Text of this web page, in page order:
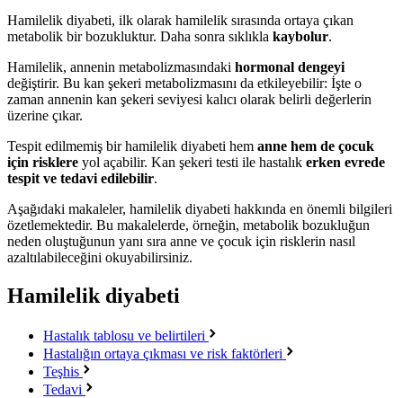
Hamilelik diyabeti, ilk olarak hamilelik sırasında ortaya çıkan
metabolik bir bozukluktur. Daha sonra sıklıkla kaybolur.
Hamilelik, annenin metabolizmasındaki hormonal dengeyi
değiştirir. Bu kan şekeri metabolizmasını da etkileyebilir: İşte o
zaman annenin kan şekeri seviyesi kalıcı olarak belirli değerlerin
üzerine çıkar.
Tespit edilmemiş bir hamilelik diyabeti hem anne hem de çocuk
için risklere yol açabilir. Kan şekeri testi ile hastalık erken evrede
tespit ve tedavi edilebilir.
Aşağıdaki makaleler, hamilelik diyabeti hakkında en önemli bilgileri
özetlemektedir. Bu makalelerde, örneğin, metabolik bozukluğun
neden oluştuğunun yanı sıra anne ve çocuk için risklerin nasıl
azaltılabileceğini okuyabilirsiniz.
Hamilelik diyabeti
Hastalık tablosu ve belirtileri
Hastalığın ortaya çıkması ve risk faktörleri
Teşhis
Tedavi